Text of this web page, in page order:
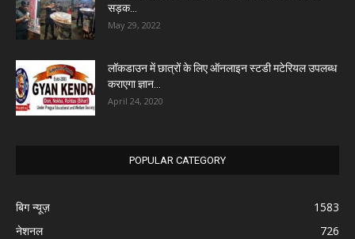
सड़क...
May 29, 2022
लॉकडाउन में छात्रों के लिए ऑनलाइन स्टडी मटेरियल उपलब्ध
कराएगा ज्ञान...
April 24, 2020
POPULAR CATEGORY
बिग न्यूज़
1583
नेशनल
726